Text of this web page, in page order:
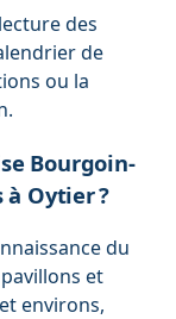
des
de
ou la
Bourgoin-
Oytier ?
du
et
environs,